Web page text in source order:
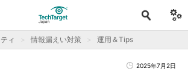
ィ 情報漏えい対策 運用＆Tips
2025年7月2日